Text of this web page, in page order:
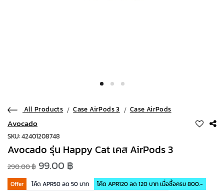
All Products Case AirPods 3 Case AirPods
Avocado
SKU: 42401208748
Avocado รุ่น Happy Cat เคส AirPods 3
290.00 ฿ 99.00 ฿
Offer โค้ด APR50 ลด 50 บาท
โค้ด APR120 ลด 120 บาท เมื่อซื้อครบ 800.-